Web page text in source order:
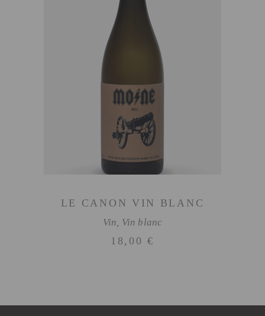
AJOUTER AU PANIER
LE CANON VIN BLANC
Vin, Vin blanc
18,00€